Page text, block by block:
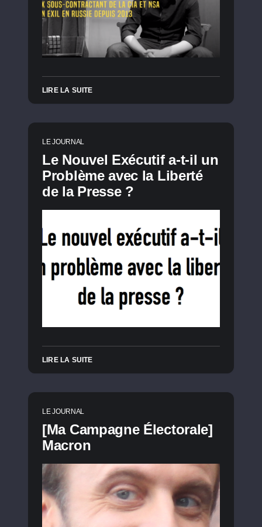
LIRE LA SUITE
LE JOURNAL
Le Nouvel Exécutif a-t-il un
Problème avec la Liberté
de la Presse ?
LIRE LA SUITE
LE JOURNAL
[Ma Campagne Électorale]
Macron